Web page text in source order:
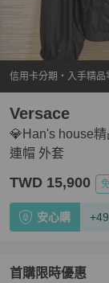
信用卡分期・入手精品
💎Han's house
連帽 外套
Versace
TWD 15,900
安心購
首購限時優惠